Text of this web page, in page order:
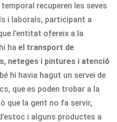
recuperen les seves
i laborals, participant a
l’entitat ofereix a la
ha el transport de
neteges i pintures i atenció
hi havia hagut un servei de
que es poden trobar a la
que la gent no fa servir,
i alguns productes a